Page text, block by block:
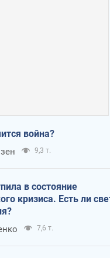
война?
9,3 т.
в состояние
кризиса. Есть ли
7,6 т.